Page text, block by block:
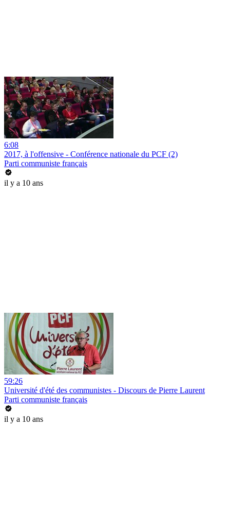
6:08
2017, à l'offensive - Conférence nationale du PCF (2)
Parti communiste français
il y a 10 ans
59:26
Université d'été des communistes - Discours de Pierre Laurent
Parti communiste français
il y a 10 ans